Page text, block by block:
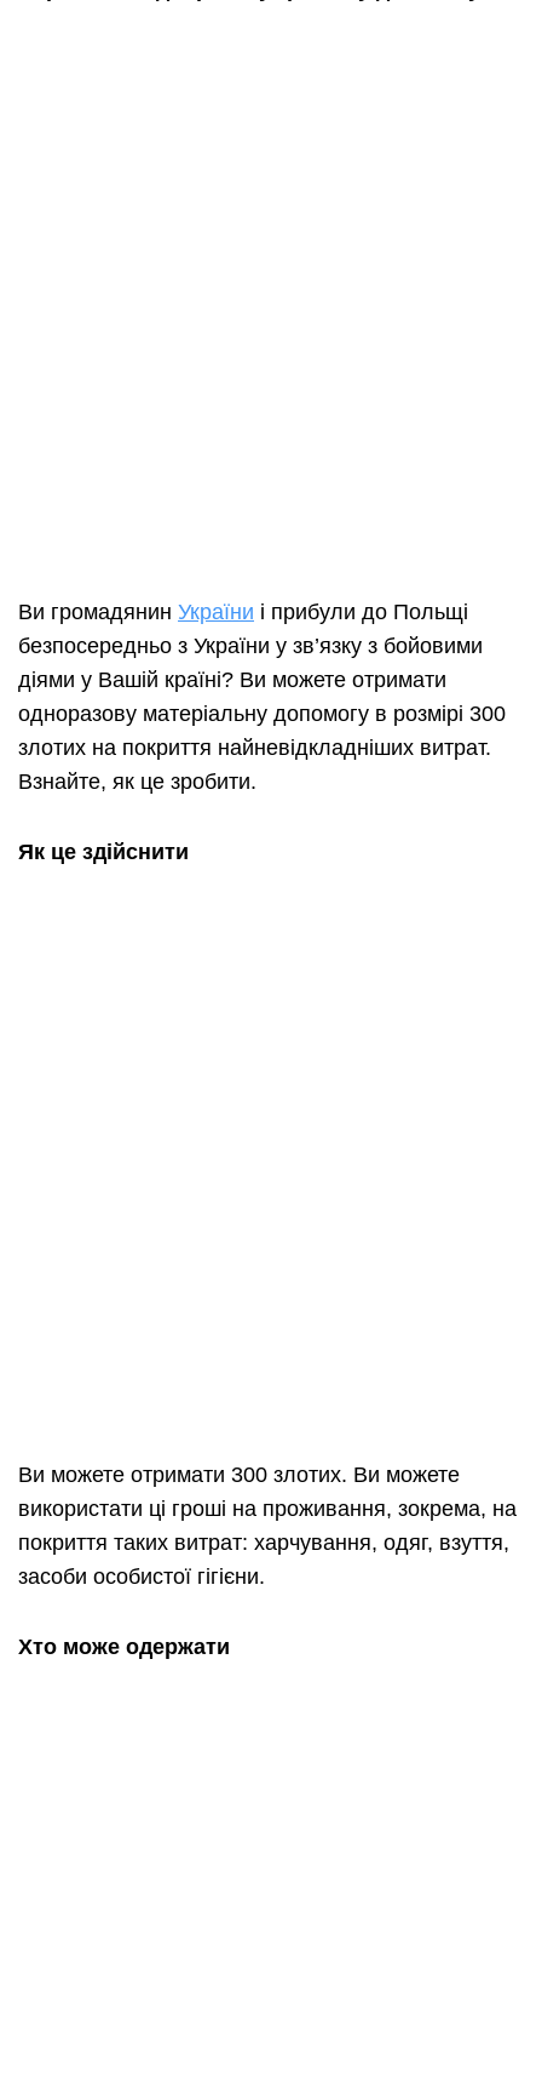
Ви громадянин України і прибули до Польщі
безпосередньо з України у зв’язку з бойовими
діями у Вашій країні? Ви можете отримати
одноразову матеріальну допомогу в розмірі 300
злотих на покриття найневідкладніших витрат.
Взнайте, як це зробити.
Як це здійснити
Ви можете отримати 300 злотих. Ви можете
використати ці гроші на проживання, зокрема, на
покриття таких витрат: харчування, одяг, взуття,
засоби особистої гігієни.
Хто може одержати